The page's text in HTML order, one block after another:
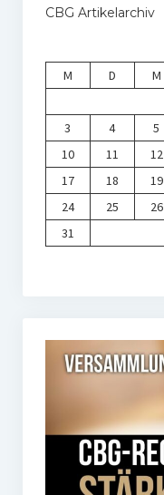
CBG Artikelarchiv
M
D M
3
4 5
10
11 12
17
18 19
24
25 26
31